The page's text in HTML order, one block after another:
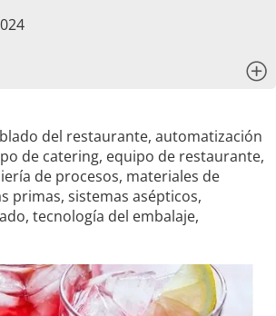
del restaurante, automatización
de catering, equipo de restaurante,
de procesos, materiales de
primas, sistemas asépticos,
tecnología del embalaje,